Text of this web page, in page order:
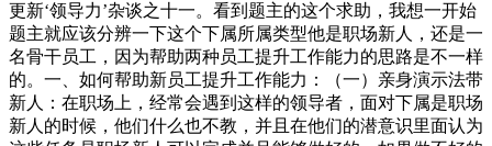
更新‘领导力’杂谈之十一。看到题主的这个求助，我想一开始
题主就应该分辨一下这个下属所属类型他是职场新人，还是一
名骨干员工，因为帮助两种员工提升工作能力的思路是不一样
的。一、如何帮助新员工提升工作能力：（一）亲身演示法带
新人：在职场上，经常会遇到这样的领导者，面对下属是职场
新人的时候，他们什么也不教，并且在他们的潜意识里面认为